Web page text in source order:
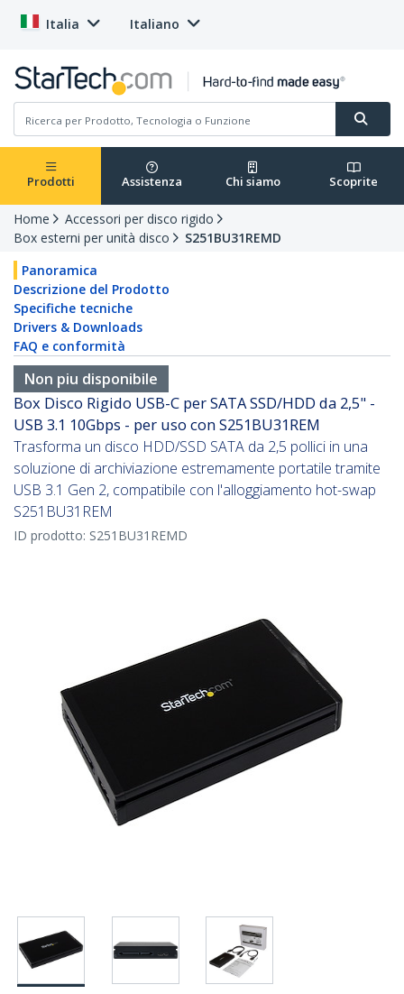
Italia Italiano
Prodotti Assistenza Chi siamo Scoprite
Home
Accessori per disco rigido
Box esterni per unità disco
S251BU31REMD
Panoramica
Descrizione del Prodotto
Specifiche tecniche
Drivers & Downloads
FAQ e conformità
Non piu disponibile
Box Disco Rigido USB-C per SATA SSD/HDD da 2,5" -
USB 3.1 10Gbps - per uso con S251BU31REM
Trasforma un disco HDD/SSD SATA da 2,5 pollici in una
soluzione di archiviazione estremamente portatile tramite
USB 3.1 Gen 2, compatibile con l'alloggiamento hot-swap
S251BU31REM
ID prodotto: S251BU31REMD